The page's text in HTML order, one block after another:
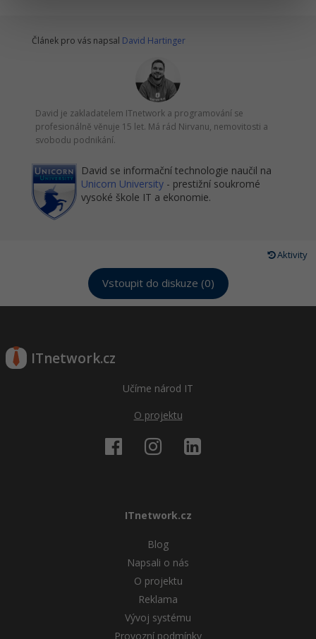
Článek pro vás napsal David Hartinger
David je zakladatelem ITnetwork a programování se
profesionálně věnuje 15 let. Má rád Nirvanu, nemovitosti a
svobodu podnikání.
David se informační technologie naučil na
Unicorn University - prestižní soukromé
vysoké škole IT a ekonomie.
Aktivity
Vstoupit do diskuze (0)
ITnetwork.cz
Učíme národ IT
O projektu
ITnetwork.cz
Blog
Napsali o nás
O projektu
Reklama
Vývoj systému
Provozní podmínky